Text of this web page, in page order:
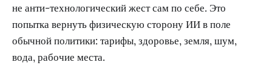
не анти-технологический жест сам по себе. Это
попытка вернуть физическую сторону ИИ в поле
обычной политики: тарифы, здоровье, земля, шум,
вода, рабочие места.